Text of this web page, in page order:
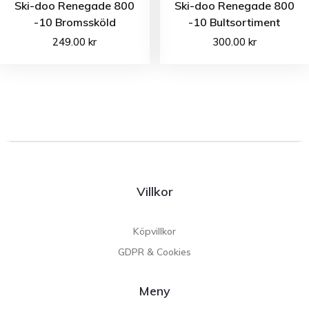
Ski-doo Renegade 800
-10 Bromssköld
249.00kr
Ski-doo Renegade 800
-10 Bultsortiment
300.00 kr
Villkor
Köpvillkor
GDPR & Cookies
Meny